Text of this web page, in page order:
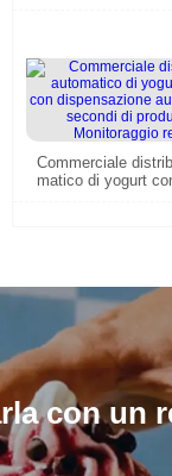
Commerciale
matico di yogurt
con un